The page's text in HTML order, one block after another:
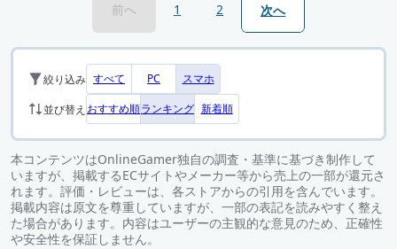
前へ 1 2 次へ
絞り込み すべて PC スマホ
並び替え おすすめ順ランキング 新着順
本コンテンツはOnlineGamer独自の調査・基準に基づき制作して
いますが、掲載するECサイトやメーカー等から売上の一部が還元さ
れます。評価・レビューは、各ストアからの引用を含んでいます。
掲載内容は原文を尊重していますが、一部の表記を読みやすく整え
た場合があります。内容はユーザーの主観的な意見のため、正確性
や安全性を保証しません。